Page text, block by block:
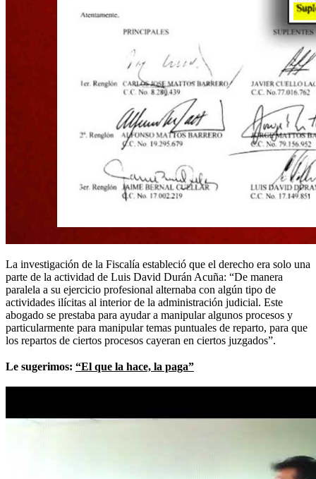
La investigación de la Fiscalía estableció que el derecho era solo una
parte de la actividad de Luis David Durán Acuña: “De manera
paralela a su ejercicio profesional alternaba con algún tipo de
actividades ilícitas al interior de la administración judicial. Este
abogado se prestaba para ayudar a manipular algunos procesos y
particularmente para manipular temas puntuales de reparto, para que
los repartos de ciertos procesos cayeran en ciertos juzgados”.
Le sugerimos: “El que la hace, la paga”